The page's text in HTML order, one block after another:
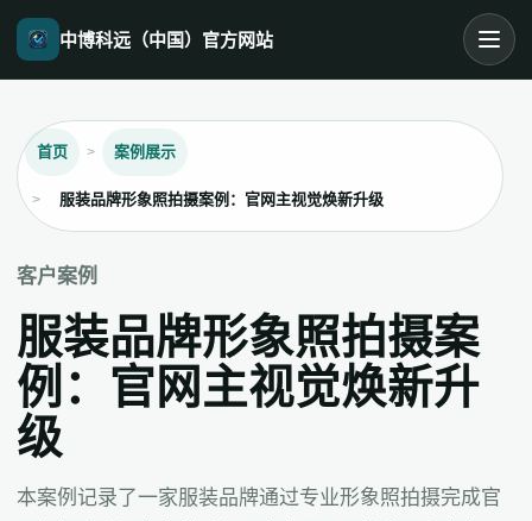
中博科远（中国）官方网站
首页 案例展示
服装品牌形象照拍摄案例：官网主视觉焕新升级
客户案例
服装品牌形象照拍摄案
例：官网主视觉焕新升
级
本案例记录了一家服装品牌通过专业形象照拍摄完成官